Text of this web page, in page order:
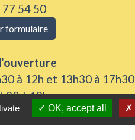
54 50
formulaire
à 12h et 13h30 à 17h30
à 12h
OK, accept all